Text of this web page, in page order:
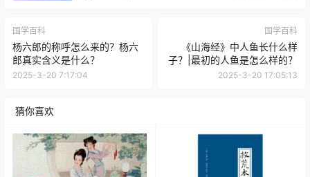
国学百科
杨六郎的称呼怎么来的？杨六
郎真实含义是什么？
2025-3-20 7:17:04
国学百科
《山海经》中人鱼长什么样
子？|最初的人鱼是怎么样的？
2025-3-20 17:05:13
猜你喜欢